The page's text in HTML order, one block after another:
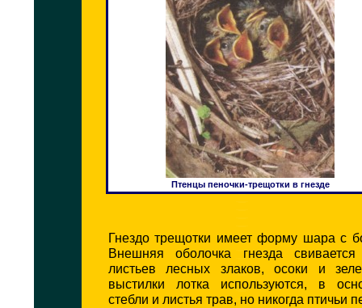
Птенцы пеночки-трещотки в гнезде
Гнездо трещотки имеет форму шара с
Внешняя оболочка гнезда
листьев лесных злаков, осоки и
выстилки лотка используются, в
стебли и листья трав, но никогда птичьи